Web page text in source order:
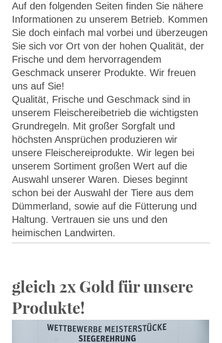
Auf den folgenden Seiten finden Sie nähere
Informationen zu unserem Betrieb. Kommen
Sie doch einfach mal vorbei und überzeugen
Sie sich vor Ort von der hohen Qualität, der
Frische und dem hervorragendem
Geschmack unserer Produkte. Wir freuen
uns auf Sie!
Qualität, Frische und Geschmack sind in
unserem Fleischereibetrieb die wichtigsten
Grundregeln. Mit großer Sorgfalt und
höchsten Ansprüchen produzieren wir
unsere Fleischereiprodukte. Wir legen bei
unserem Sortiment großen Wert auf die
Auswahl unserer Waren. Dieses beginnt
schon bei der Auswahl der Tiere aus dem
Dümmerland, sowie auf die Fütterung und
Haltung. Vertrauen sie uns und den
heimischen Landwirten.
gleich 2x Gold für unsere
Produkte!